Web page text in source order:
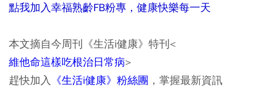
點我加入幸福熟齡FB粉專，健康快樂每一天
本文摘自今周刊《生活i健康》特刊<
維他命這樣吃根治日常病>
趕快加入 《生活i健康》粉絲團 ，掌握最新資訊